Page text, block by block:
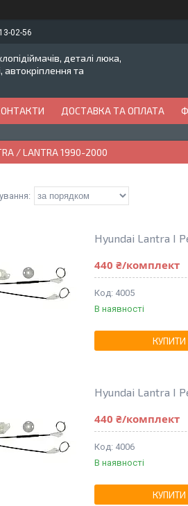
02-56
деталі люка,
автокріплення та
ДОСТАВКА ТА ОПЛАТА
/ LANTRA 1990-2000
Hyundai Lantra I
440 ₴/комплект
4005
В наявності
КУПИТИ
Hyundai Lantra I
440 ₴/комплект
4006
В наявності
КУПИТИ